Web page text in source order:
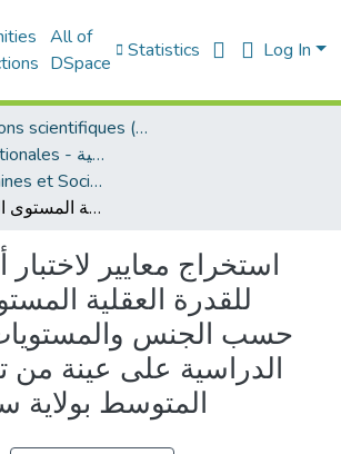
All of
DSpace
Statistics Log In
Publications scientifiques (Laboratoires)
Publications nationales - منشورات وطنية
Sciences Humaines et Sociales - العلوم الإنسانية والاجتماعية
استخراج معايير لاختبار أوتيس-لينون للقدرة العقلية المستوى المتوسط الصورة (j) حسب الجنس والمستويات الدراسية على عينة من تلاميذ التعليم المتوسط بولاية سيدي بلعباس
استخراج معايير
للقدرة العقلية
الدراسية على عينة من
المتوسط بولاية